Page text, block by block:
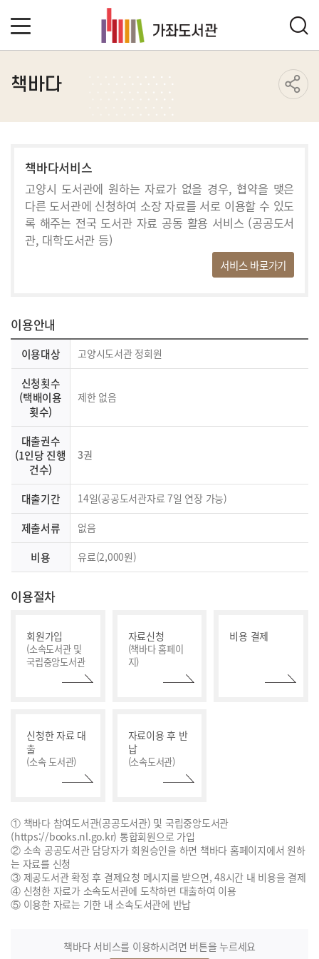
책바다
책바다서비스
고양시 도서관에 원하는 자료가 없을 경우, 협약을 맺은
다른 도서관에 신청하여 소장 자료를 서로 이용할 수 있도
록 해주는 전국 도서관자료 공동 활용 서비스 (공공도서
관, 대학도서관 등)
서비스 바로가기
이용안내
이용대상 고양시도서관 정회원
신청횟수
(택배이용
횟수)
제한 없음
대출권수
(1인당 진행
건수)
3권
대출기간 14일(공공도서관자료 7일 연장 가능)
제출서류 없음
비용 유료(2,000원)
이용절차
회원가입
(소속도서관 및
국립중앙도서관
자료신청
(책바다 홈페이
지)
비용 결제
신청한 자료 대
출
(소속 도서관)
자료이용 후 반
납
(소속도서관)
① 책바다 참여도서관(공공도서관) 및 국립중앙도서관
(https://books.nl.go.kr) 통합회원으로 가입
② 소속 공공도서관 담당자가 회원승인을 하면 책바다 홈페이지에서 원하
는 자료를 신청
③ 제공도서관 확정 후 결제요청 메시지를 받으면, 48시간 내 비용을 결제
④ 신청한 자료가 소속도서관에 도착하면 대출하여 이용
⑤ 이용한 자료는 기한 내 소속도서관에 반납
책바다 서비스를 이용하시려면 버튼을 누르세요